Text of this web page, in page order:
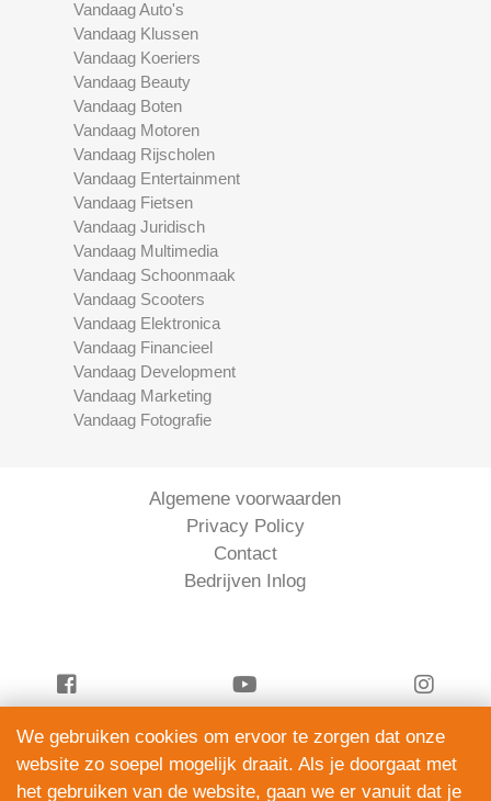
Vandaag Auto's
Vandaag Klussen
Vandaag Koeriers
Vandaag Beauty
Vandaag Boten
Vandaag Motoren
Vandaag Rijscholen
Vandaag Entertainment
Vandaag Fietsen
Vandaag Juridisch
Vandaag Multimedia
Vandaag Schoonmaak
Vandaag Scooters
Vandaag Elektronica
Vandaag Financieel
Vandaag Development
Vandaag Marketing
Vandaag Fotografie
Algemene voorwaarden
Privacy Policy
Contact
Bedrijven Inlog
Vandaag Klussen is onderdeel van
ServiceRight B.V. | KVK 90914872
We gebruiken cookies om ervoor te zorgen dat onze
website zo soepel mogelijk draait. Als je doorgaat met
het gebruiken van de website, gaan we er vanuit dat je